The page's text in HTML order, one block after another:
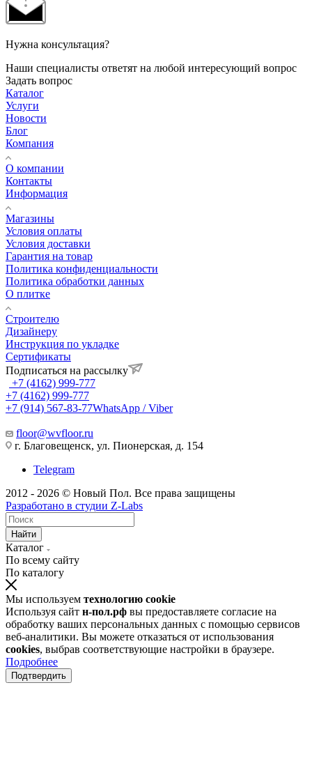
Нужна консультация?
Наши специалисты ответят на любой интересующий вопрос
Задать вопрос
Каталог
Услуги
Новости
Блог
Компания
О компании
Контакты
Информация
Магазины
Условия оплаты
Условия доставки
Гарантия на товар
Политика конфиденциальности
Политика обработки данных
О плитке
Строителю
Дизайнеру
Инструкция по укладке
Сертификаты
Подписаться на рассылку
+7 (4162) 999-777
+7 (4162) 999-777
+7 (914) 567-83-77WhatsApp / Viber
floor@wvfloor.ru
г. Благовещенск, ул. Пионерская, д. 154
Telegram
2012 - 2026 © Новый Пол. Все права защищены
Разработано в студии Z-Labs
Найти
Каталог
По всему сайту
По каталогу
Мы используем технологию cookie
Используя сайт н-пол.рф вы предоставляете согласие на
обработку ваших персональных данных с помощью сервисов
веб-аналитики. Вы можете отказаться от использования
cookies, выбрав соответствующие настройки в браузере.
Подробнее
Подтвердить